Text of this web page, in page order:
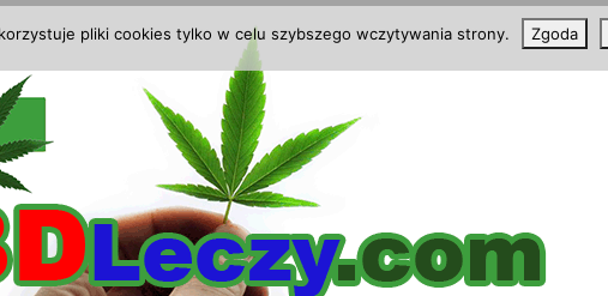
pliki cookies tylko w celu szybszego wczytywania strony. Zgoda